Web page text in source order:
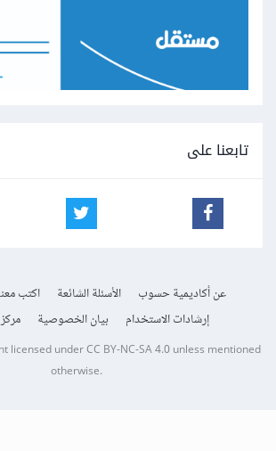
تابعنا على
عن أكاديمية حسوب الأسئلة الشائعة اكتب
إرشادات الاستخدام
بيان الخصوصية
licensed underCC BY-NC-SA 4.0unless mentioned
otherwise.